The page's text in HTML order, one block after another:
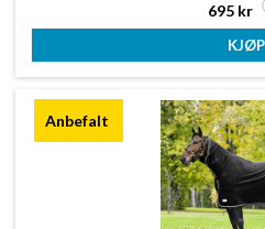
695 kr